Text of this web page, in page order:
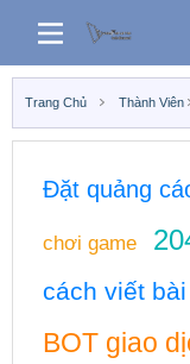
Trang Chủ Thành Viên
Đặt quảng
chơi game
cách viết bài
BOT giao